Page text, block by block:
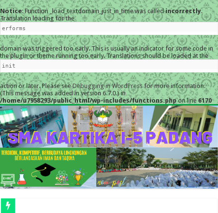
Notice: Function _load_textdomain_just_in_time was calledincorrectly.
Translation loading for the
erforms
domain was triggered too early. This is usually an indicator for some code in
the plugin or theme running too early. Translations should be loaded at the
init
action or later. Please seeDebugging in WordPressfor more information.
(This message was added in version 6.7.0.) in
/home/u7958293/public_html/wp-includes/functions.phpon line 6170